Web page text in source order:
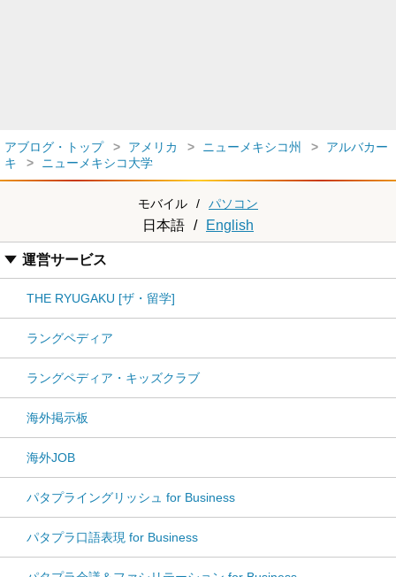
アブログ・トップ アメリカ ニューメキシコ州
アルバカー
キ
ニューメキシコ大学
モバイル / パソコン
日本語 / English
運営サービス
THE RYUGAKU [ザ・留学]
ラングペディア
ラングペディア・キッズクラブ
海外掲示板
海外JOB
パタプライングリッシュ for Business
パタプラ口語表現 for Business